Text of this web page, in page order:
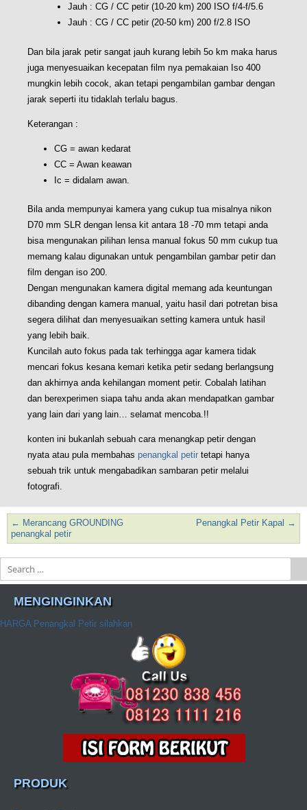
Jauh : CG / CC petir (10-20 km) 200 ISO f/4-f/5.6
Jauh : CG / CC petir (20-50 km) 200 f/2.8 ISO
Dan bila jarak petir sangat jauh kurang lebih 5o km maka harus
juga menyesuaikan kecepatan film nya pemakaian Iso 400
mungkin lebih cocok, akan tetapi pengambilan gambar dengan
jarak seperti itu tidaklah terlalu bagus.
Keterangan :
CG = awan kedarat
CC = Awan keawan
Ic = didalam awan.
Bila anda mempunyai kamera yang cukup tua misalnya nikon
D70 mm SLR dengan lensa kit antara 18 -70 mm tetapi anda
bisa mengunakan pilihan lensa manual fokus 50 mm cukup tua
memang kalau digunakan untuk pengambilan gambar petir dan
film dengan iso 200.
Dengan mengunakan kamera digital memang ada keuntungan
dibanding dengan kamera manual, yaitu hasil dari potretan bisa
segera dilihat dan menyesuaikan setting kamera untuk hasil
yang lebih baik.
Kuncilah auto fokus pada tak terhingga agar kamera tidak
mencari fokus kesana kemari ketika petir sedang berlangsung
dan akhirnya anda kehilangan moment petir. Cobalah latihan
dan berexperimen siapa tahu anda akan mendapatkan gambar
yang lain dari yang lain… selamat mencoba.!!
konten ini bukanlah sebuah cara menangkap petir dengan
nyata atau pula membahas penangkal petir tetapi hanya
sebuah trik untuk mengabadikan sambaran petir melalui
fotografi.
Post navigation
← Merancang GROUNDING
penangkal petir
Penangkal Petir Kapal →
MENGINGINKAN
HARGA Penangkal Petir silahkan
PRODUK